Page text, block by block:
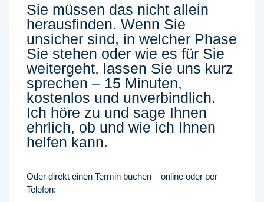
Sie müssen das nicht allein
herausfinden. Wenn Sie
unsicher sind, in welcher Phase
Sie stehen oder wie es für Sie
weitergeht, lassen Sie uns kurz
sprechen – 15 Minuten,
kostenlos und unverbindlich.
Ich höre zu und sage Ihnen
ehrlich, ob und wie ich Ihnen
helfen kann.
Oder direkt einen Termin buchen – online oder per
Telefon: